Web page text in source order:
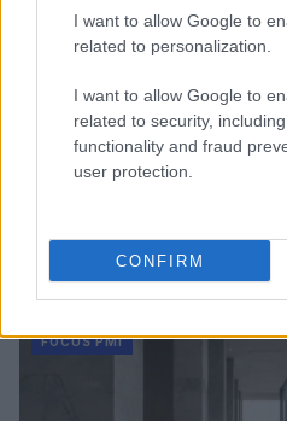
I want to allow Google to
related to personalization.
I want to allow Google to
related to security,
functionality and fraud
user protection.
CONFIRM
Morocco’s dominance in
across Africa
Andrea Innocenti · 6 Ago 2026
FOCUS PMI